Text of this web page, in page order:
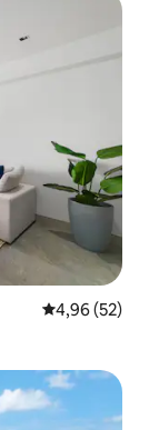
4,96 de uma
4,96 (52)